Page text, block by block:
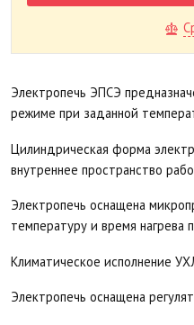
Электропечь ЭПСЭ
режиме при заданной
Цилиндрическая форма
внутреннее пространство
Электропечь оснащена
температуру и время нагрева
Климатическое исполнение
Электропечь оснащена